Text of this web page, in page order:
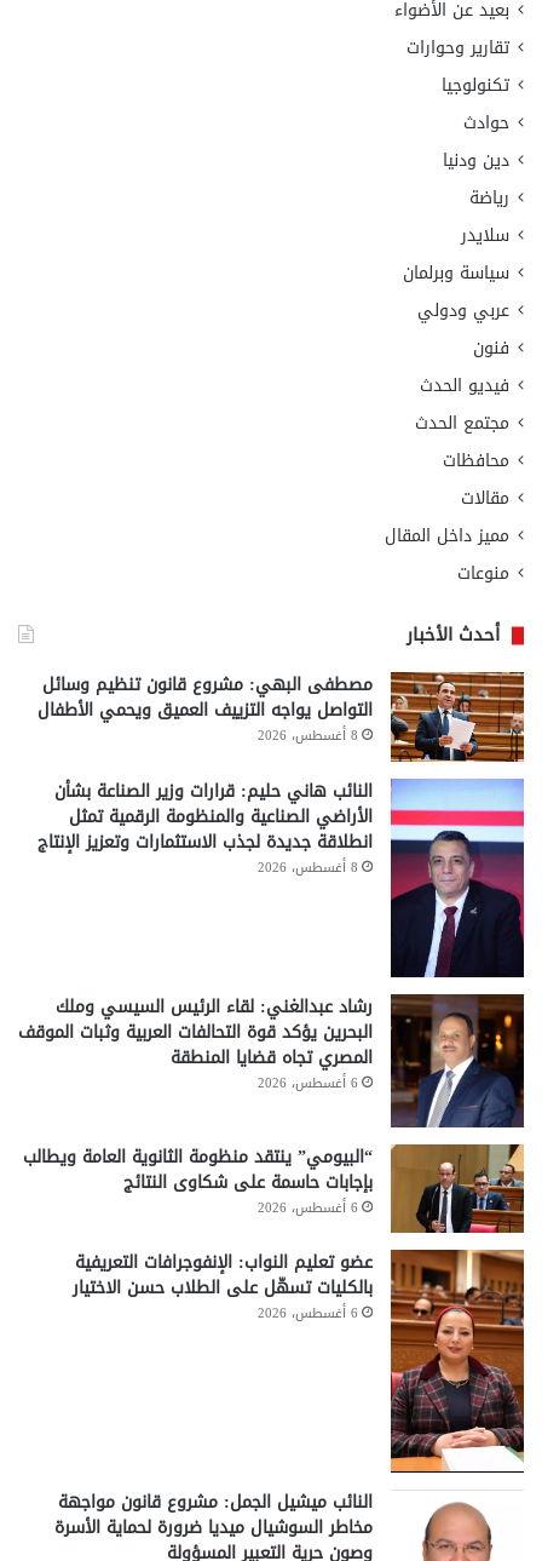
بعيد عن الأضواء
تقارير وحوارات
تكنولوجيا
حوادث
دين ودنيا
رياضة
سلايدر
سياسة وبرلمان
عربي ودولي
فنون
فيديو الحدث
مجتمع الحدث
محافظات
مقالات
مميز داخل المقال
منوعات
أحدث الأخبار
مصطفى البهي: مشروع قانون تنظيم وسائل
التواصل يواجه التزييف العميق ويحمي الأطفال
8 أغسطس، 2026
النائب هاني حليم: قرارات وزير الصناعة بشأن
الأراضي الصناعية والمنظومة الرقمية تمثل
انطلاقة جديدة لجذب الاستثمارات وتعزيز الإنتاج
8 أغسطس، 2026
رشاد عبدالغني: لقاء الرئيس السيسي وملك
البحرين يؤكد قوة التحالفات العربية وثبات الموقف
المصري تجاه قضايا المنطقة
6 أغسطس، 2026
“البيومي” ينتقد منظومة الثانوية العامة ويطالب
بإجابات حاسمة على شكاوى النتائج
6 أغسطس، 2026
عضو تعليم النواب: الإنفوجرافات التعريفية
بالكليات تسهّل على الطلاب حسن الاختيار
6 أغسطس، 2026
النائب ميشيل الجمل: مشروع قانون مواجهة
مخاطر السوشيال ميديا ضرورة لحماية الأسرة
وصون حرية التعبير المسؤولة